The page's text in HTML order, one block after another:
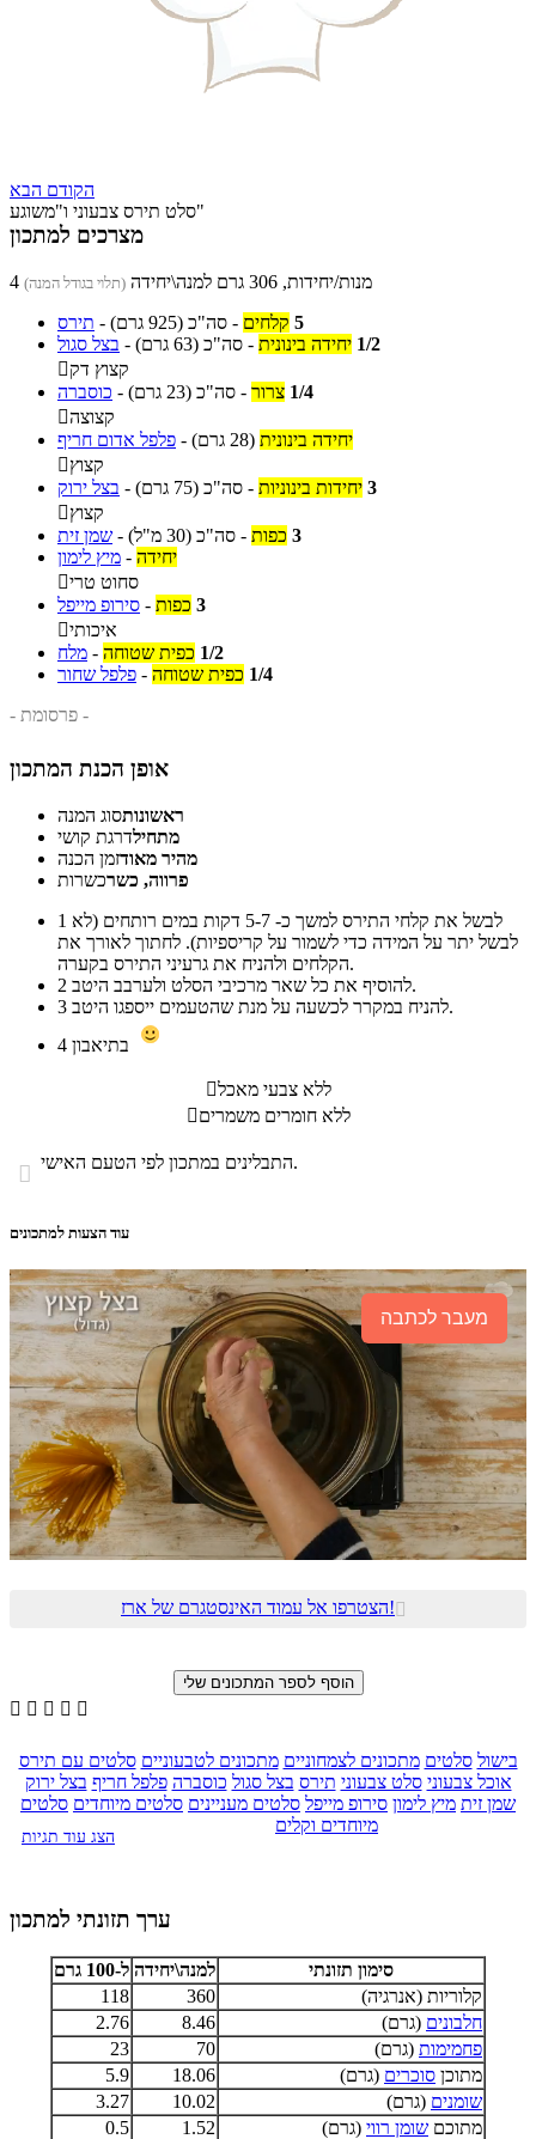
הקודם הבא
סלט תירס צבעוני ו"משוגע"
מצרכים למתכון
4 מנות/יחידות, 306 גרם למנה\יחידה (תלוי בגודל המנה)
תירס - 5 קלחים - סה"כ (925 גרם)
בצל סגול - 1/2 יחידה בינונית - סה"כ (63 גרם)
קצוץ דק
כוסברה - 1/4 צרור - סה"כ (23 גרם)
קצוצה
פלפל אדום חריף - יחידה בינונית (28 גרם)
קצוץ
בצל ירוק - 3 יחידות בינוניות - סה"כ (75 גרם)
קצוץ
שמן זית - 3 כפות - סה"כ (30 מ"ל)
מיץ לימון - יחידה
סחוט טרי
סירופ מייפל - 3 כפות
איכותי
מלח - 1/2 כפית שטוחה
פלפל שחור - 1/4 כפית שטוחה
- פרסומת -
אופן הכנת המתכון
ראשונותסוג המנה
מתחילדרגת קושי
מהיר מאודזמן הכנה
פרווה, כשרכשרות
1
לבשל יתר על המידה כדי לשמור על קריספיות). לחתוך לאורך את
הקלחים ולהניח את גרעיני התירס בקערה.
2
להוסיף את כל שאר מרכיבי הסלט ולערבב היטב.
3
להניח במקרר לכשעה על מנת שהטעמים ייספגו היטב.
4
ללא צבעי מאכל
ללא חומרים משמרים
 התבלינים במתכון לפי הטעם האישי.
עוד הצעות למתכונים
מעבר לכתבה
הצטרפו אל עמוד האינסטגרם של ארז!
    
בישול סלטים מתכונים לצמחוניים מתכונים לטבעוניים סלטים עם תירס
אוכל צבעוני סלט צבעוני תירס בצל סגול כוסברה פלפל חריף בצל ירוק
שמן זית מיץ לימון סירופ מייפל סלטים מעניינים סלטים מיוחדים סלטים
מיוחדים וקלים
הצג עוד תגיות
ערך תזונתי למתכון
סימון תזונתי למנה\יחידה ל-100 גרם
קלוריות (אנרגיה)
360
118
חלבונים (גרם) 8.46
2.76
פחמימות (גרם) 70
23
מתוכן סוכרים (גרם) 18.06
5.9
שומנים (גרם) 10.02
3.27
מתוכם שומן רווי (גרם) 1.52
0.5